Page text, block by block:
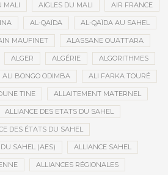
MALI AIGLES DU MALI AIR FRANCE
AL-QAÏDA AL-QAÏDA AU SAHEL
MAUFINET ALASSANE OUATTARA
ALGER ALGÉRIE ALGORITHMES
ALI BONGO ODIMBA ALI FARKA TOURÉ
TINE ALLAITEMENT MATERNEL
ALLIANCE DES ETATS DU SAHEL
DES ÉTATS DU SAHEL
SAHEL (AES) ALLIANCE SAHEL
ALLIANCES RÉGIONALES